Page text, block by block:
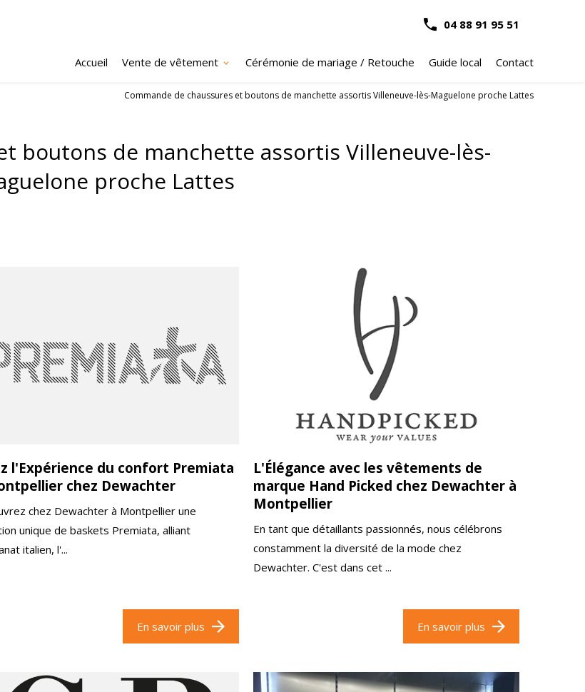
04 88 91 95 51
Accueil Vente de vêtement Cérémonie de mariage / Retouche Guide local Contact
Commande de chaussures et boutons de manchette assortis Villeneuve-lès-Maguelone proche Lattes
boutons de manchette assortis Villeneuve-lès-
proche Lattes
l'Expérience du confort Premiata
chez Dewachter
chez Dewachter à Montpellier une
unique de baskets Premiata, alliant
italien, l'...
En savoir plus
L'Élégance avec les vêtements de
marque Hand Picked chez Dewachter à
Montpellier
En tant que détaillants passionnés, nous célébrons
constamment la diversité de la mode chez
Dewachter. C'est dans cet ...
En savoir plus